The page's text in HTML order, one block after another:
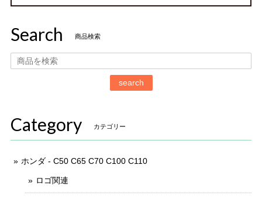
Search 商品検索
search
Category カテゴリー
ホンダ - C50 C65 C70 C100 C110
ロゴ関連